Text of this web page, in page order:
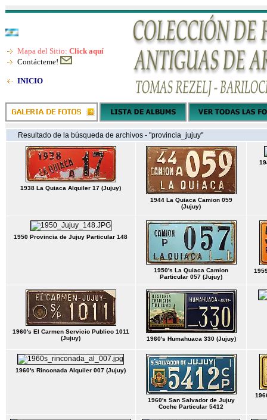
Mapa del Sitio: Click aquí
Contácteme!
INICIO
Resultado de la búsqueda de archivos - "provincia_jujuy"
1938 La Quiaca Alquiler 17 (Jujuy)
1944 La Quiaca Camion 059
(Jujuy)
1950 Provincia de Jujuy Particular 148
1950's La Quiaca Camion
Particular 057 (Jujuy)
1960's El Carmen Servicio Publico 1011
(Jujuy)
1960's Humahuaca 330 (Jujuy)
1960's Rinconada Alquiler 007 (Jujuy)
1960's San Salvador de Jujuy
Coche Particular 5412